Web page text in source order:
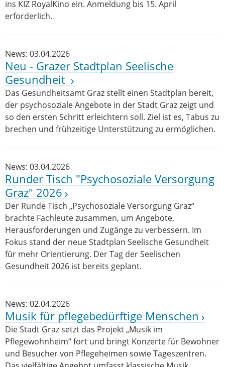
ins KIZ RoyalKino ein. Anmeldung bis 15. April
erforderlich.
News: 03.04.2026
Neu - Grazer Stadtplan Seelische
Gesundheit
Das Gesundheitsamt Graz stellt einen Stadtplan bereit,
der psychosoziale Angebote in der Stadt Graz zeigt und
so den ersten Schritt erleichtern soll. Ziel ist es, Tabus zu
brechen und frühzeitige Unterstützung zu ermöglichen.
News: 03.04.2026
Runder Tisch "Psychosoziale Versorgung
Graz" 2026
Der Runde Tisch „Psychosoziale Versorgung Graz“
brachte Fachleute zusammen, um Angebote,
Herausforderungen und Zugänge zu verbessern. Im
Fokus stand der neue Stadtplan Seelische Gesundheit
für mehr Orientierung. Der Tag der Seelischen
Gesundheit 2026 ist bereits geplant.
News: 02.04.2026
Musik für pflegebedürftige Menschen
Die Stadt Graz setzt das Projekt „Musik im
Pflegewohnheim“ fort und bringt Konzerte für Bewohner
und Besucher von Pflegeheimen sowie Tageszentren.